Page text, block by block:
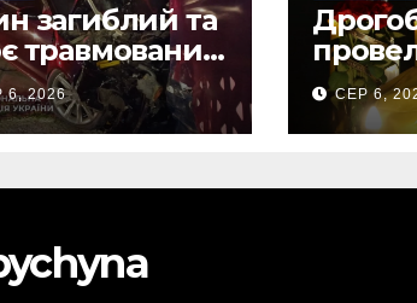
загиблий та
травмованих
ДТП на
6, 2026 СЕР 6,